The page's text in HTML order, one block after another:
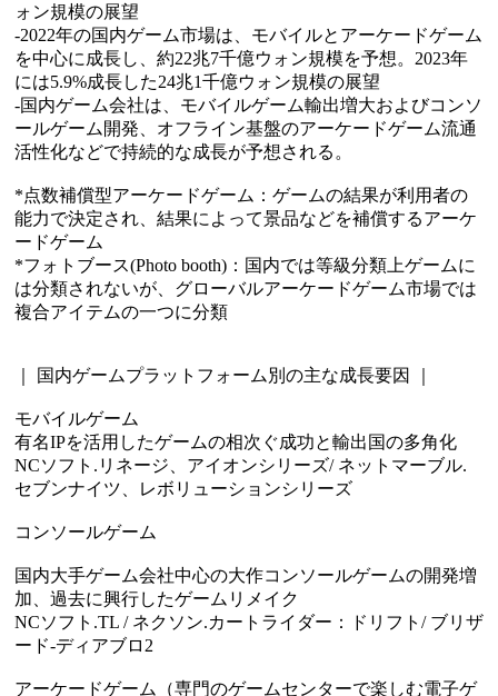
ォン規模の展望
-2022年の国内ゲーム市場は、モバイルとアーケードゲーム
を中心に成長し、約22兆7千億ウォン規模を予想。2023年
には5.9%成長した24兆1千億ウォン規模の展望
-国内ゲーム会社は、モバイルゲーム輸出増大およびコンソ
ールゲーム開発、オフライン基盤のアーケードゲーム流通
活性化などで持続的な成長が予想される。
*点数補償型アーケードゲーム：ゲームの結果が利用者の
能力で決定され、結果によって景品などを補償するアーケ
ードゲーム
*フォトブース(Photo booth)：国内では等級分類上ゲームに
は分類されないが、グローバルアーケードゲーム市場では
複合アイテムの一つに分類
｜ 国内ゲームプラットフォーム別の主な成長要因 ｜
モバイルゲーム
有名IPを活用したゲームの相次ぐ成功と輸出国の多角化
NCソフト.リネージ、アイオンシリーズ/ ネットマーブル.
セブンナイツ、レボリューションシリーズ
コンソールゲーム
国内大手ゲーム会社中心の大作コンソールゲームの開発増
加、過去に興行したゲームリメイク
NCソフト.TL / ネクソン.カートライダー：ドリフト/ ブリザ
ード-ディアブロ2
アーケードゲーム（専門のゲームセンターで楽しむ電子ゲ